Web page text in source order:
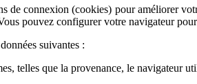
de connexion (cookies) pour améliorer
pouvez configurer votre navigateur
suivantes :
telles que la provenance, le navigateur